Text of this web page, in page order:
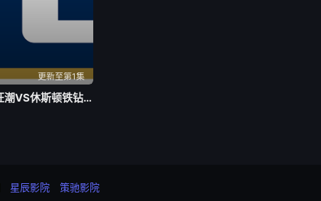
更新至第1集
BIG3 洛杉矶狂潮VS休斯顿铁钻20260803
星辰影院 策驰影院